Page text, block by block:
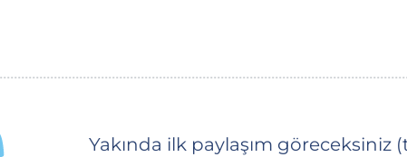
Yakında ilk paylaşım göreceksiniz